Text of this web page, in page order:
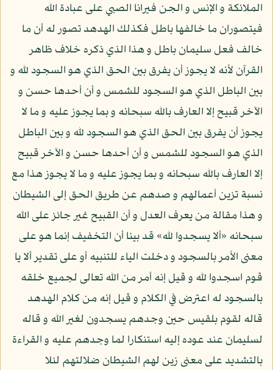
الملائكة و الإنس و الجن فيرانا الصبي على عبادة الله
فيتصوران ما خالفها باطل فكذلك الهدهد تصور له أن ما
خالف فعل سليمان باطل و هذا الذي ذكره خلاف ظاهر
القرآن لأنه لا يجوز أن يفرق بين الحق الذي هو السجود لله و
بين الباطل الذي هو السجود للشمس و أن أحدها حسن و
الآخر قبيح إلا العارف بالله سبحانه و بما يجوز عليه و ما لا
يجوز أن يفرق بين الحق الذي هو السجود لله و بين الباطل
الذي هو السجود للشمس و أن أحدها حسن و الآخر قبيح
إلا العارف بالله سبحانه و بما يجوز عليه و ما لا يجوز هذا مع
نسبة تزين أعمالهم و صدهم عن طريق الحق إلى الشيطان
و هذا مقالة من يعرف العدل و أن القبيح غير جائز على الله
سبحانه «ألا يسجدوا لله» قد بينا أن التخفيف إنما هو على
معنى الأمر بالسجود و دخلت الياء للتنبيه أو على تقدير ألا يا
قوم اسجدوا لله و قيل إنه أمر من الله تعالى لجميع خلقه
بالسجود له اعترض في الكلام و قيل إنه من كلام الهدهد
قاله لقوم بلقيس حين وجدهم يسجدون لغير الله و قاله
لسليمان عند عوده إليه استنكارا لما وجدهم عليه و القراءة
بالتشديد على معنى زين لهم الشيطان ضلالتهم لئلا